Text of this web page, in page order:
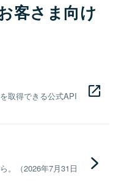
客さま向け
取得できる公式API
。（2026年7月31日